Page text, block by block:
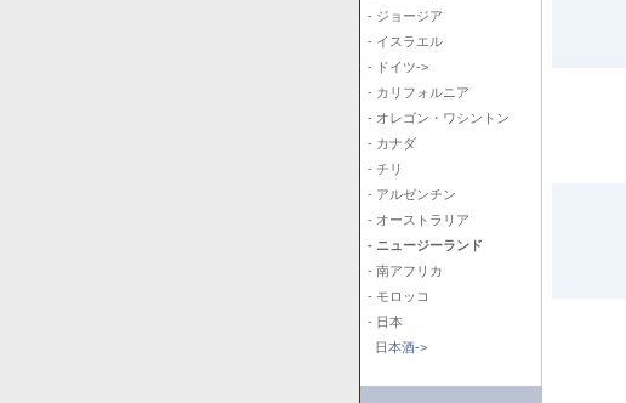
- ジョージア
- イスラエル
- ドイツ->
- カリフォルニア
- オレゴン・ワシントン
- カナダ
- チリ
- アルゼンチン
- オーストラリア
- ニュージーランド
- 南アフリカ
- モロッコ
- 日本
日本酒->